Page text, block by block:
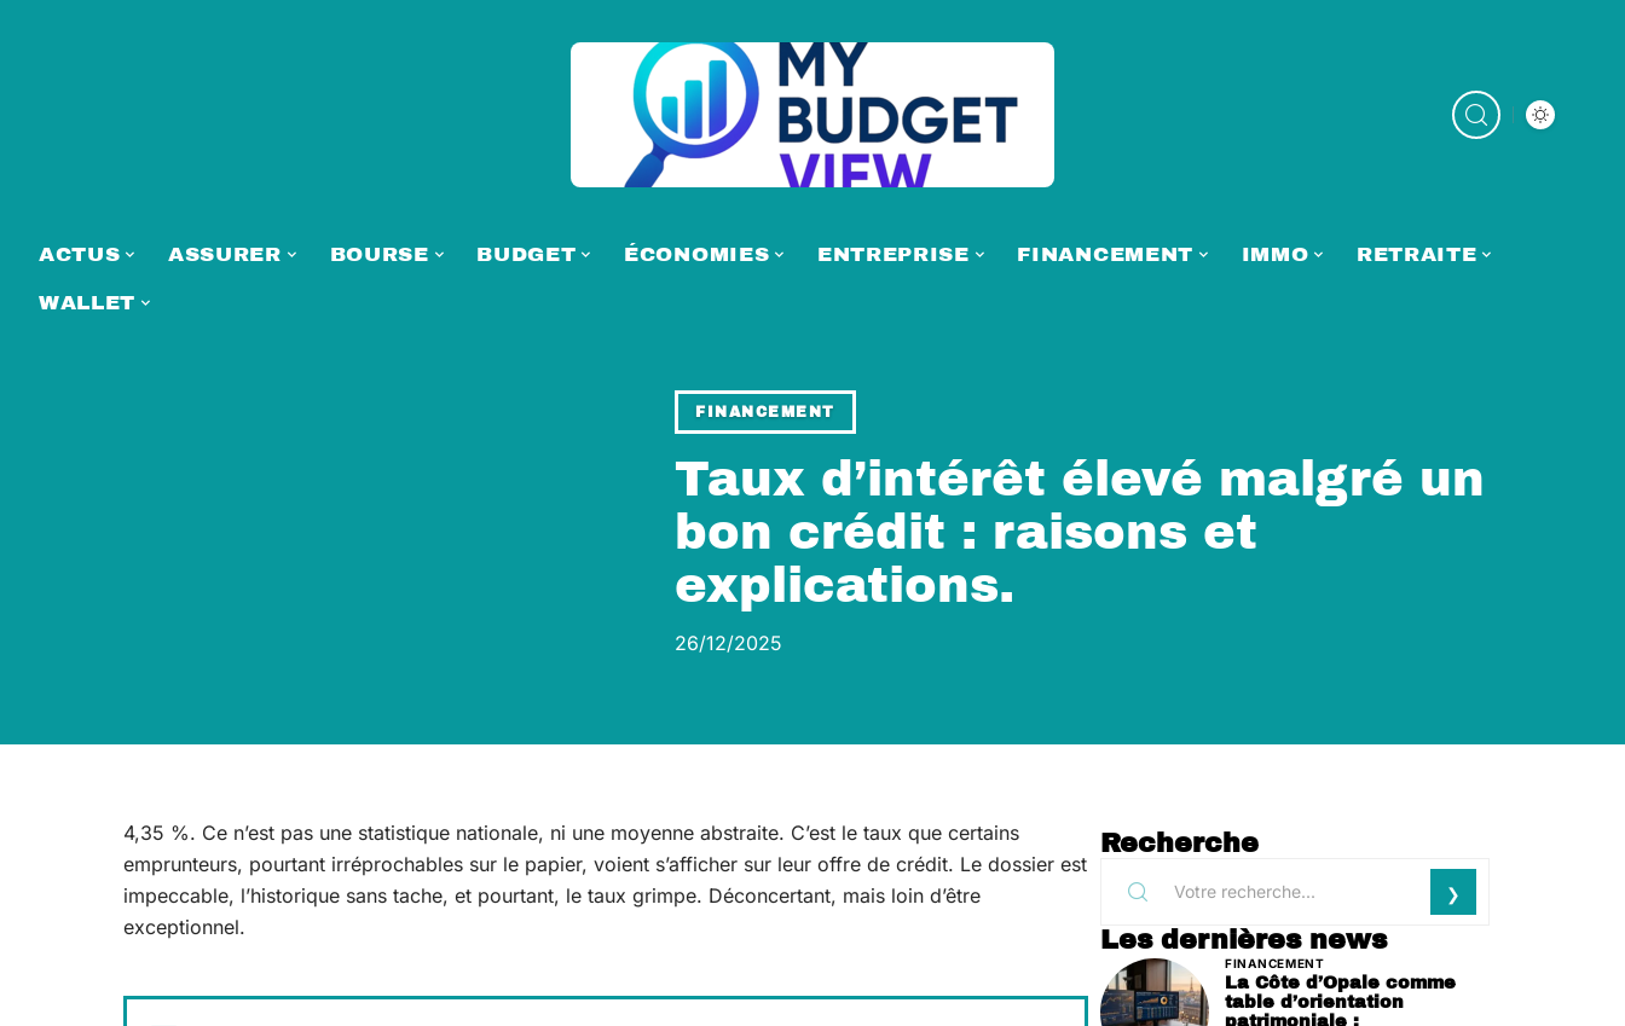
ACTUS ASSURER BOURSE BUDGET ÉCONOMIES ENTREPRISE FINANCEMENT IMMO RETRAITE
WALLET
FINANCEMENT
Taux d’intérêt élevé malgré un
bon crédit : raisons et
explications.
26/12/2025
4,35 %. Ce n’est pas une statistique nationale, ni une moyenne abstraite. C’est le taux que certains
emprunteurs, pourtant irréprochables sur le papier, voient s’afficher sur leur offre de crédit. Le dossier est
impeccable, l’historique sans tache, et pourtant, le taux grimpe. Déconcertant, mais loin d’être
exceptionnel.
Recherche
Les dernières news
FINANCEMENT
La Côte d’Opale comme
table d’orientation
patrimoniale :